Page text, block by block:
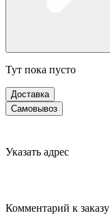
Тут пока пусто
Доставка
Самовывоз
Указать адрес
Комментарий к заказу